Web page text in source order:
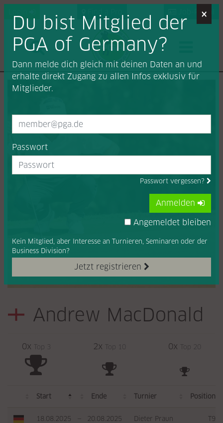
Job-Portal
Andrew MacDonald
0x Top 3 2x Top 10 0x Top 20
Start Ende Turnier Position
18.08.2025 — 20.08.2025
Dieter Praun
T9
×
Du bist Mitglied der
PGA of Germany?
Dann melde dich gleich mit deinen Daten an und
erhalte direkt Zugang zu allen Infos exklusiv für
Mitglieder.
Passwort
Passwort vergessen?
Jetzt registrieren
Kein Mitglied, aber Interesse an Turnieren, Seminaren oder der
Business Division?
Anmelden
Angemeldet bleiben